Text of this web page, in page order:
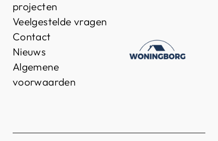
projecten
Veelgestelde vragen
Contact
Nieuws
Algemene
voorwaarden